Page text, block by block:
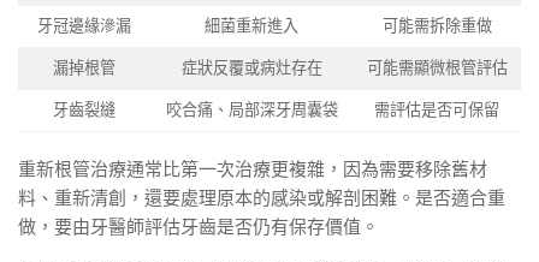
牙冠邊緣滲漏 細菌重新進入 可能需拆除重做
漏掉根管 症狀反覆或病灶存在 可能需顯微根管評估
牙齒裂縫 咬合痛、局部深牙周囊袋 需評估是否可保留
重新根管治療通常比第一次治療更複雜，因為需要移除舊材
料、重新清創，還要處理原本的感染或解剖困難。是否適合重
做，要由牙醫師評估牙齒是否仍有保存價值。